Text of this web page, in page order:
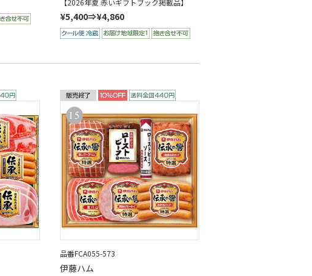
【2026年夏 赤いギフトブック掲載品】
¥5,400⇒¥4,860
品番FCA055-573
伊藤ハム